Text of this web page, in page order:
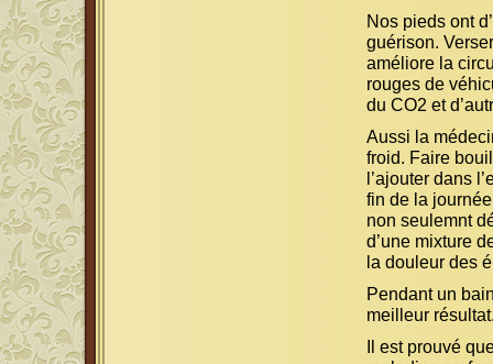
Nos pieds ont
guérison.
améliore la
rouges de
du CO2 et
Aussi la
froid. Faire
l’ajouter dans
fin de la
non seulemnt
d’une mixture
la douleur des
Pendant un
meilleur
Il est prouvé